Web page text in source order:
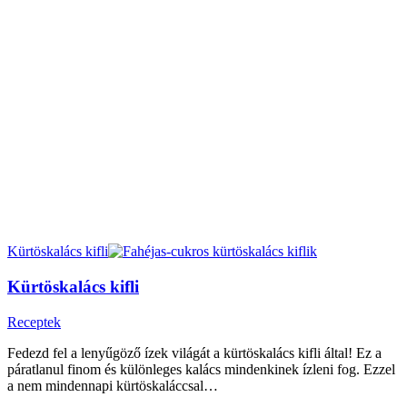
Kürtöskalács kifli
Kürtöskalács kifli
Receptek
Fedezd fel a lenyűgöző ízek világát a kürtöskalács kifli által! Ez a
páratlanul finom és különleges kalács mindenkinek ízleni fog. Ezzel
a nem mindennapi kürtöskaláccsal…